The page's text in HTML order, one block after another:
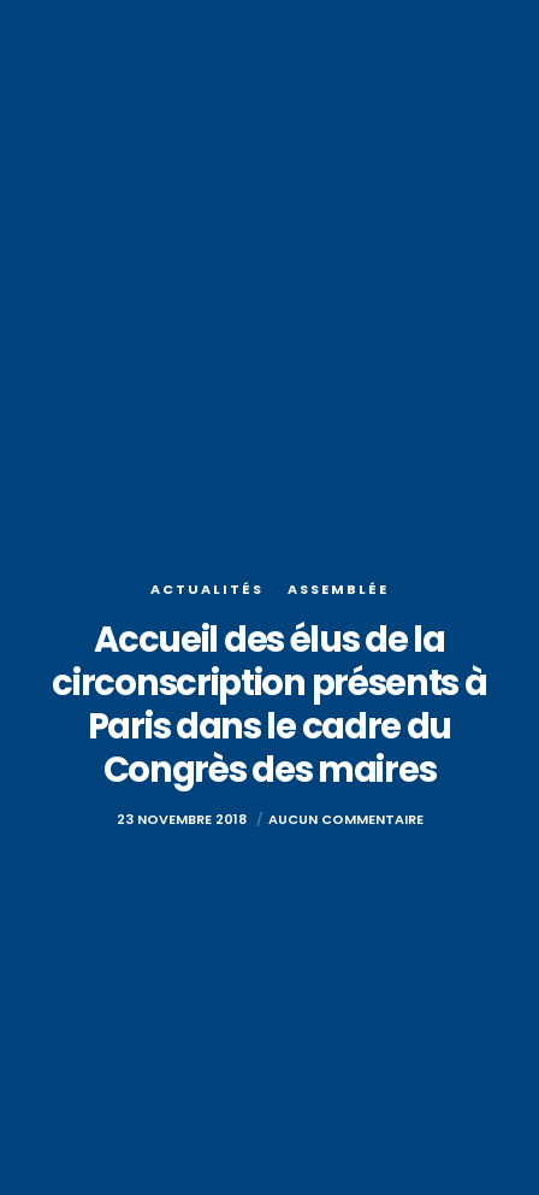
ACTUALITÉS ASSEMBLÉE
Accueil des élus de la
circonscription présents à
Paris dans le cadre du
Congrès des maires
23 NOVEMBRE 2018 AUCUN COMMENTAIRE